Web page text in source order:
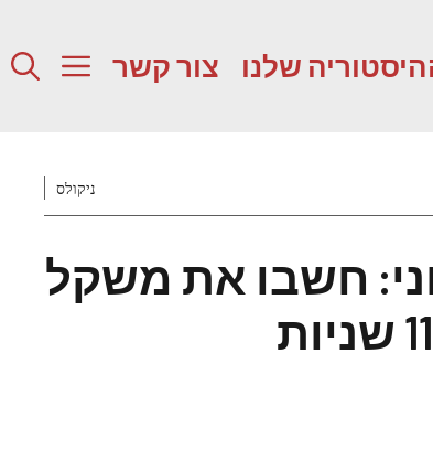
שלנו צור קשר
ניקולס
חשבו את משקל